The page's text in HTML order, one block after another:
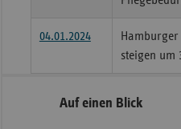
04.01.2024
Hamburger
steigen um
Seitennavigation
SeitenleisteAuf einen Blick